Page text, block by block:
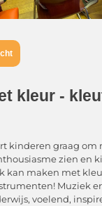
kleur -
kinderen graag om
zien en
kan maken met
Muziek
voelend,